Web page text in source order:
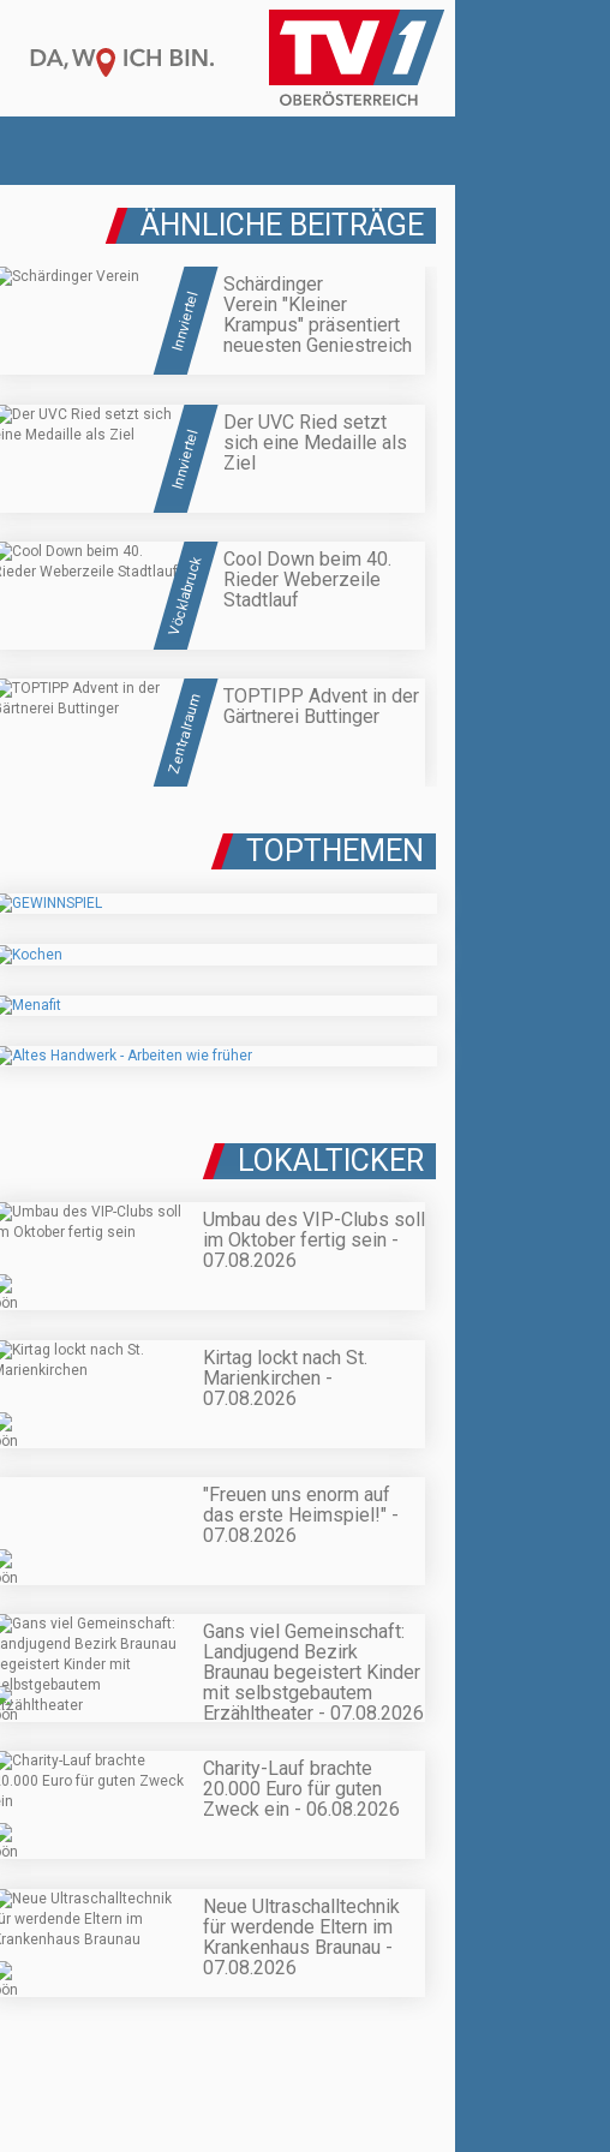
ÄHNLICHE BEITRÄGE
Innviertel
Schärdinger
Verein "Kleiner
Krampus" präsentiert
neuesten Geniestreich
Innviertel
Der UVC Ried setzt
sich eine Medaille als
Ziel
Vöcklabruck
Cool Down beim 40.
Rieder Weberzeile
Stadtlauf
Zentralraum
TOPTIPP Advent in der
Gärtnerei Buttinger
TOPTHEMEN
LOKALTICKER
Umbau des VIP-Clubs soll
im Oktober fertig sein -
07.08.2026
Kirtag lockt nach St.
Marienkirchen -
07.08.2026
"Freuen uns enorm auf
das erste Heimspiel!" -
07.08.2026
Gans viel Gemeinschaft:
Landjugend Bezirk
Braunau begeistert Kinder
mit selbstgebautem
Erzähltheater - 07.08.2026
Charity-Lauf brachte
20.000 Euro für guten
Zweck ein - 06.08.2026
Neue Ultraschalltechnik
für werdende Eltern im
Krankenhaus Braunau -
07.08.2026